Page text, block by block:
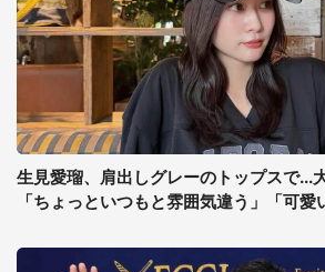
生見愛瑠、肩出しグレーのトップスで...
「ちょっといつもと雰囲気違う」「可愛